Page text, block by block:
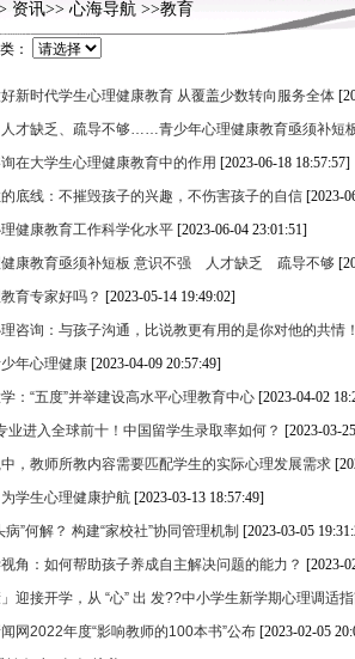
资讯>> 心海导航 >>教育
：
新时代学生心理健康教育 从覆盖少数转向服务全体
才缺乏、疏导不够……青少年心理健康教育亟须补短
在大学生心理健康教育中的作用 [2023-06-18 18:57:57]
底线：不摧毁孩子的兴趣，不伤害孩子的自信 [2023-
健康教育工作科学化水平 [2023-06-04 23:01:51]
健康教育亟须补短板 意识不强 人才缺乏 疏导不够
育专家好吗？ [2023-05-14 19:49:02]
咨询：与孩子沟通，比说教更有用的是你对他的共情！
年心理健康 [2023-04-09 20:57:49]
：“五度”并举建设高水平心理教育中心 [2023-04-02
业进入全球前十！中国留学生录取率如何？ [2023-03-
，教师所教内容需要匹配学生的实际心理发展需求
学生心理健康护航 [2023-03-13 18:57:49]
病”何解？ 构建“家校社”协同管理机制 [2023-03-05
角：如何帮助孩子养成自主解决问题的能力？ [2023-
」迎接开学，从 “心” 出 发??中小学生新学期心理调适
网2022年度“影响教师的100本书”公布 [2023-02-05